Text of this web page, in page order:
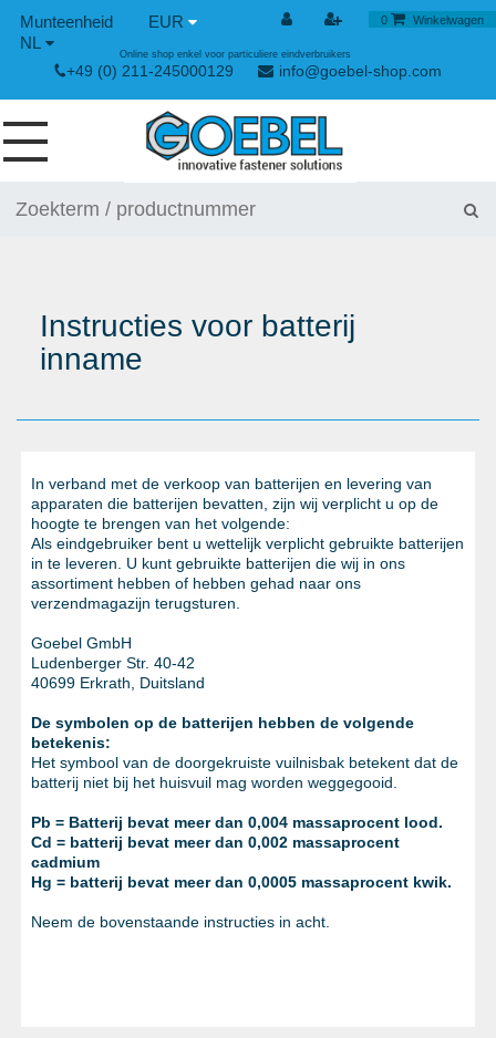
NL
EUR 0 Winkelwagen
SCHROEVEN
KLINKMOEREN
GEREEDSCHAPPEN
SPAN- EN SNELSLUITINGEN
METAALWAREN
LIJMEN EN AFDICHTEN
BESCHERMING
CATALOGI
+49 (0) 211-245000129 info@goebel-shop.com
Online shop enkel voor particuliere eindverbruikers
Instructies voor batterij
inname
In verband met de verkoop van batterijen en levering van
apparaten die batterijen bevatten, zijn wij verplicht u op de
hoogte te brengen van het volgende:
Als eindgebruiker bent u wettelijk verplicht gebruikte batterijen
in te leveren. U kunt gebruikte batterijen die wij in ons
assortiment hebben of hebben gehad naar ons
verzendmagazijn terugsturen.
Goebel GmbH
Ludenberger Str. 40-42
40699 Erkrath, Duitsland
De symbolen op de batterijen hebben de volgende
betekenis:
Het symbool van de doorgekruiste vuilnisbak betekent dat de
batterij niet bij het huisvuil mag worden weggegooid.
Pb = Batterij bevat meer dan 0,004 massaprocent lood.
Cd = batterij bevat meer dan 0,002 massaprocent
cadmium
Hg = batterij bevat meer dan 0,0005 massaprocent kwik.
Neem de bovenstaande instructies in acht.